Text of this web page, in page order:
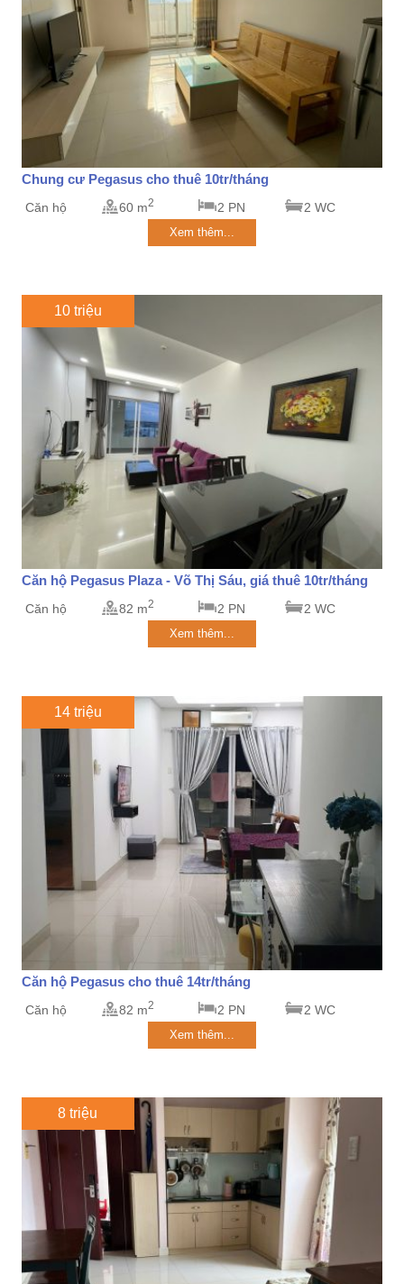
Chung cư Pegasus cho thuê 10tr/tháng
Căn hộ 60 m2 2 PN 2 WC
Xem thêm...
10 triệu
Căn hộ Pegasus Plaza - Võ Thị Sáu, giá thuê 10tr/tháng
Căn hộ 82 m2 2 PN 2 WC
Xem thêm...
14 triệu
Căn hộ Pegasus cho thuê 14tr/tháng
Căn hộ 82 m2 2 PN 2 WC
Xem thêm...
8 triệu